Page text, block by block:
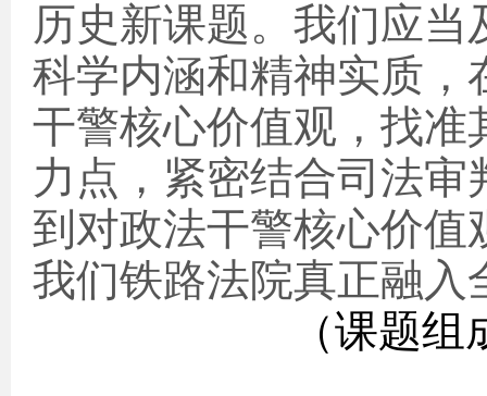
历史新课题。我们应
科学内涵和精神实质，
干警核心价值观，找准
力点，紧密结合司法
到对政法干警核心价值
我们铁路法院真正融入
（课题